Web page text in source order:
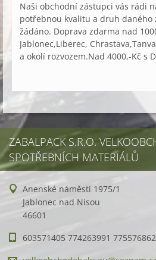
Naši obchodní zástupci vás rádi
potřebnou kvalitu a druh daného
žádáno. Doprava zdarma nad
Jablonec,Liberec,
a okolí rozvozem.Nad 4000,-Kč s
ZABALPACK S.R.O.
SPOTŘEBNÍCH MATERIÁLŮ
Anenské náměstí 1975/1
Jablonec nad Nisou
46601
603571405 774263991 775576862